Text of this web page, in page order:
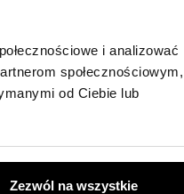
i analizować
społecznościowym,
od Ciebie lub
Zezwól na wszystkie
środka transportu,
dla Ciebie i Twojej
MAN, Scania, DAF,